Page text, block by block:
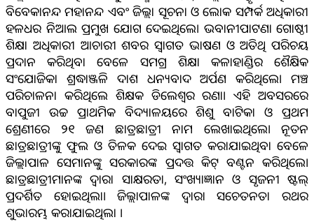
ବିବେକାନନ୍ଦ ମହାନନ୍ଦ ଏବଂ ଜିଲ୍ଲା ସୂଚନା ଓ ଲୋକ ସମ୍ପର୍କ ଅଧିକାରୀ
ହଳଧର ନିଆଲ ପ୍ରମୁଖ ଯୋଗ ଦେଇଥିଲେ। ଭବାନୀପାଟଣା ଗୋଷ୍ଠୀ
ଶିକ୍ଷା ଅଧିକାରୀ ଆଚାରୀ ଶବର ସ୍ୱାଗତ ଭାଷଣ ଓ ଅତିଥି ପରିଚୟ
ପ୍ରଦାନ କରିଥିବା ବେଳେ ସମଗ୍ର ଶିକ୍ଷା କଳାହାଣ୍ଡିର ଶୈକ୍ଷିକ
ସଂଯୋଜିକା ଶ୍ରଦ୍ଧାଞ୍ଜଳି ଦାଶ ଧନ୍ୟବାଦ ଅର୍ପଣ କରିଥିଲେ। ମଞ୍ଚ
ପରିଚାଳନା କରିଥିଲେ ଶିକ୍ଷକ ଡିଲେଶ୍ୱର ରଣା। ଏହି ଅବସରରେ
ବାପୁଜୀ ଉଚ୍ଚ ପ୍ରାଥମିକ ବିଦ୍ୟାଳୟରେ ଶିଶୁ ବାଟିକା ଓ ପ୍ରଥମ
ଶ୍ରେଣୀରେ ୨୧ ଜଣ ଛାତ୍ରଛାତ୍ରୀ ନାମ ଲେଖାଇଥିଲେ। ନୂତନ
ଛାତ୍ରଛାତ୍ରୀଙ୍କୁ ଫୁଲ ଓ ତିଳକ ଦେଇ ସ୍ବାଗତ କରାଯାଇଥିବା ବେଳେ
ଜିଲ୍ଲାପାଳ ସେମାନଙ୍କୁ ସରକାରଙ୍କ ପ୍ରଦତ୍ତ କିଟ୍ ବଣ୍ଟନ କରିଥିଲେ।
ଛାତ୍ରଛାତ୍ରୀମାନଙ୍କ ଦ୍ଵାରା ସାକ୍ଷରତା, ସଂଖ୍ୟାଜ୍ଞାନ ଓ ସୃଜନୀ ଷ୍ଟଲ୍
ପ୍ରଦର୍ଶିତ ହୋଇଥିଲା। ଜିଲ୍ଲାପାଳଙ୍କ ଦ୍ଵାରା ସଚେତନତା ରଥର
ଶୁଭାରମ୍ଭ କରାଯାଇଥିଲା ।